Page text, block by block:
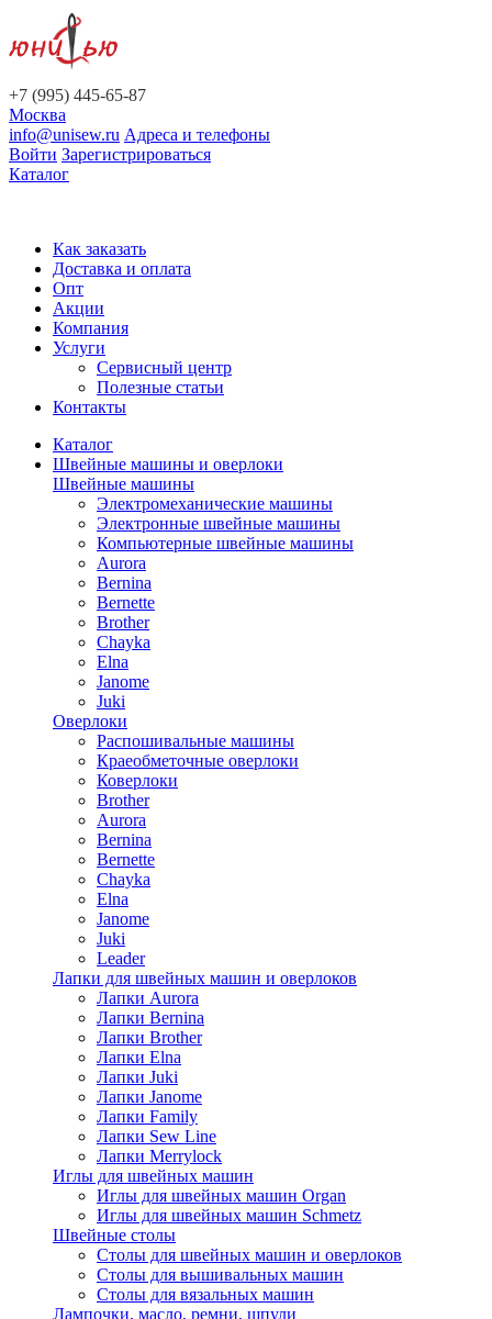
+7 (995) 445-65-87
Москва
info@unisew.ru Адреса и телефоны
Войти Зарегистрироваться
Каталог
Как заказать
Доставка и оплата
Опт
Акции
Компания
Услуги
Сервисный центр
Полезные статьи
Контакты
Каталог
Швейные машины и оверлоки
Швейные машины
Электромеханические машины
Электронные швейные машины
Компьютерные швейные машины
Aurora
Bernina
Bernette
Brother
Chayka
Elna
Janome
Juki
Оверлоки
Распошивальные машины
Краеобметочные оверлоки
Коверлоки
Brother
Aurora
Bernina
Bernette
Chayka
Elna
Janome
Juki
Leader
Лапки для швейных машин и оверлоков
Лапки Aurora
Лапки Bernina
Лапки Brother
Лапки Elna
Лапки Juki
Лапки Janome
Лапки Family
Лапки Sew Line
Лапки Merrylock
Иглы для швейных машин
Иглы для швейных машин Organ
Иглы для швейных машин Schmetz
Швейные столы
Столы для швейных машин и оверлоков
Столы для вышивальных машин
Столы для вязальных машин
Лампочки, масло, ремни, шпули